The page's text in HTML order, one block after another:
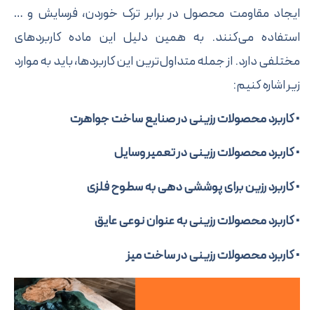
مقاومت محصول در برابر ترک خوردن، فرسایش و …
می‌کنند. به همین دلیل این ماده کاربرد‌های
دارد. از جمله متداول‌ترین این کاربرد‌ها، باید به موارد
کنیم:
محصولات رزینی در صنایع ساخت جواهرت
محصولات رزینی در تعمیر وسایل
رزین برای پوششی دهی به سطوح فلزی
محصولات رزینی به عنوان نوعی عایق
محصولات رزینی در ساخت میز